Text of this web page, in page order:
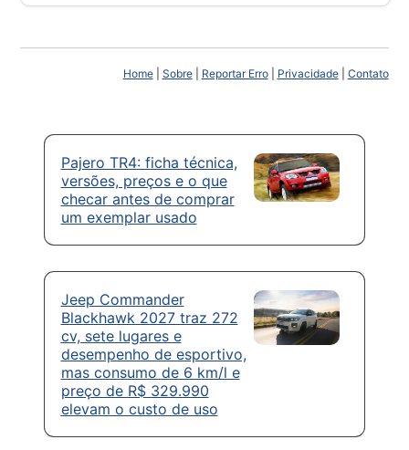
Home| Sobre| Reportar Erro| Privacidade| Contato
Pajero TR4: ficha técnica,
versões, preços e o que
checar antes de comprar
um exemplar usado
Jeep Commander
Blackhawk 2027 traz 272
cv, sete lugares e
desempenho de esportivo,
mas consumo de 6 km/l e
preço de R$ 329.990
elevam o custo de uso